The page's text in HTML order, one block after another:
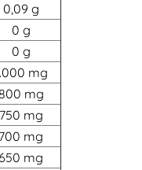
0,09 g
0 g
0 g
mg
800 mg
750 mg
700 mg
650 mg